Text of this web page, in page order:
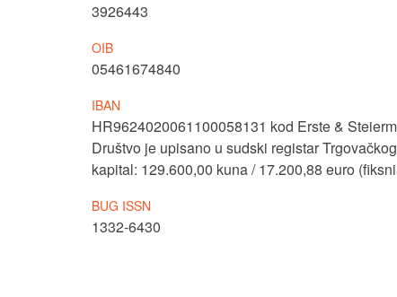
3926443
OIB
05461674840
IBAN
HR9624020061100058131 kod Erste &
Društvo je upisano u sudski registar
kapital: 129.600,00 kuna / 17.200,88 euro
BUG ISSN
1332-6430